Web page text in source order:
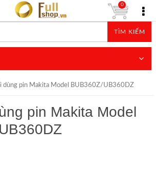
TÌM KIẾM
0
dùng pin Makita Model BUB360Z/UB360DZ
pin Makita Model